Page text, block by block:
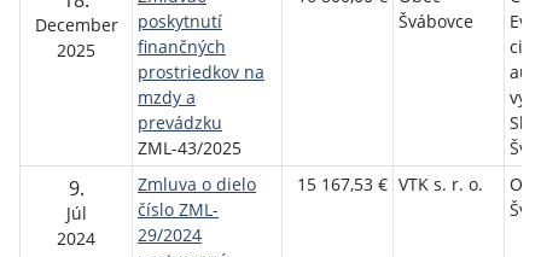
December
2025
poskytnutí
finančných
prostriedkov na
mzdy a
prevádzku
ZML-43/2025
Švábovce
9.
Júl
2024
Zmluva o dielo
číslo ZML-
29/2024
15 167,53 € VTK s. r. o.